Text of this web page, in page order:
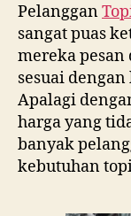
Pelanggan
sangat puas
mereka pesan
sesuai
Apalagi
harga yang
banyak
kebutuhan